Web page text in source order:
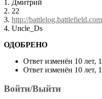
1. Дмитрий
2. 22
3. http://
4. Uncle_Ds
ОДОБРЕНО
Ответ изменён 10 лет,
Ответ изменён 10 лет,
Войти/Выйти